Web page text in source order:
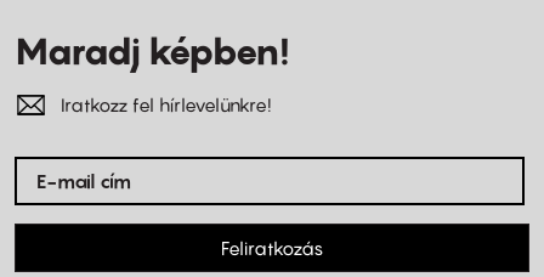
Maradj képben!
Iratkozz fel hírlevelünkre!
Feliratkozás